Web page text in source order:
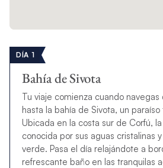
DÍA 1
Bahía de Sivota
Tu viaje comienza cuando
hasta la bahía de Sivota, un
Ubicada en la costa sur de Corfú,
conocida por sus aguas cristalinas
verde. Pasa el día relajándote a
refrescante baño en las tranquilas